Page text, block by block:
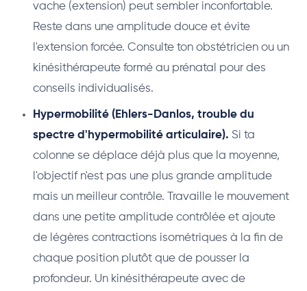
vache (extension) peut sembler inconfortable.
Reste dans une amplitude douce et évite
l'extension forcée. Consulte ton obstétricien ou un
kinésithérapeute formé au prénatal pour des
conseils individualisés.
Hypermobilité (Ehlers-Danlos, trouble du
spectre d'hypermobilité articulaire). Si ta
colonne se déplace déjà plus que la moyenne,
l'objectif n'est pas une plus grande amplitude
mais un meilleur contrôle. Travaille le mouvement
dans une petite amplitude contrôlée et ajoute
de légères contractions isométriques à la fin de
chaque position plutôt que de pousser la
profondeur. Un kinésithérapeute avec de